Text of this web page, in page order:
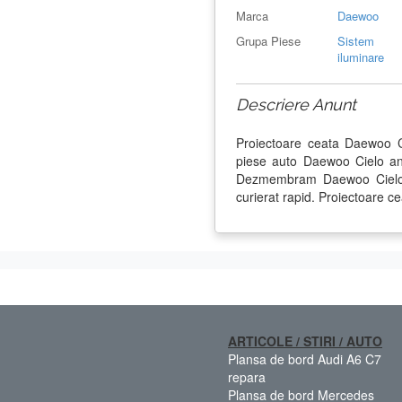
Marca Daewoo
Grupa Piese
Sistem
iluminare
Descriere Anunt
Proiectoare ceata Daewoo
piese auto Daewoo Cielo
Dezmembram Daewoo
curierat rapid. Proiectoare
ARTICOLE / STIRI / AUTO
Plansa de bord Audi A6 C7
repara
Plansa de bord Mercedes